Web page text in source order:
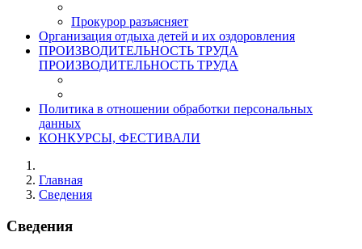
Прокурор разъясняет
Организация отдыха детей и их оздоровления
ПРОИЗВОДИТЕЛЬНОСТЬ ТРУДА
ПРОИЗВОДИТЕЛЬНОСТЬ ТРУДА
Политика в отношении обработки персональных
данных
КОНКУРСЫ, ФЕСТИВАЛИ
Главная
Сведения
Сведения